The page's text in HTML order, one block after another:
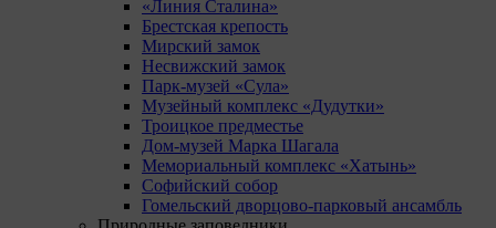
«Линия Сталина»
Брестская крепость
Мирский замок
Несвижский замок
Парк-музей «Сула»
Музейный комплекс «Дудутки»
Троицкое предместье
Дом-музей Марка Шагала
Мемориальный комплекс «Хатынь»
Софийский собор
Гомельский дворцово-парковый ансамбль